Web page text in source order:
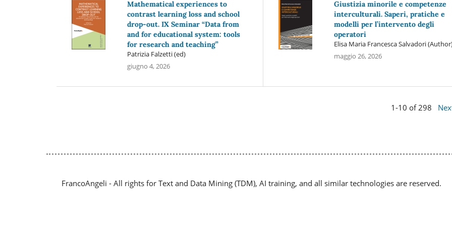
Mathematical experiences to
contrast learning loss and school
drop-out. IX Seminar “Data from
and for educational system: tools
for research and teaching”
Patrizia Falzetti (ed)
giugno 4, 2026
Giustizia minorile e competenze
interculturali. Saperi, pratiche e
modelli per l’intervento degli
operatori
Elisa Maria Francesca Salvadori
maggio 26, 2026
1-10 of 298
FrancoAngeli - All rights for Text and Data Mining (TDM), AI training, and all similar technologies are reserved.